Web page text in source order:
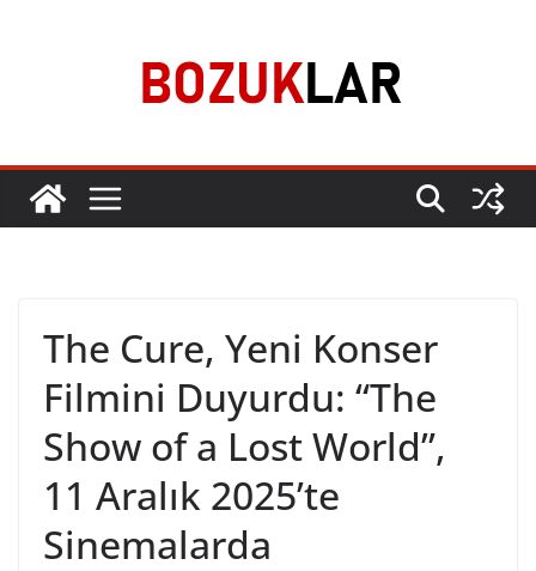
The Cure, Yeni Konser
Filmini Duyurdu: “The
Show of a Lost World”,
11 Aralık 2025’te
Sinemalarda